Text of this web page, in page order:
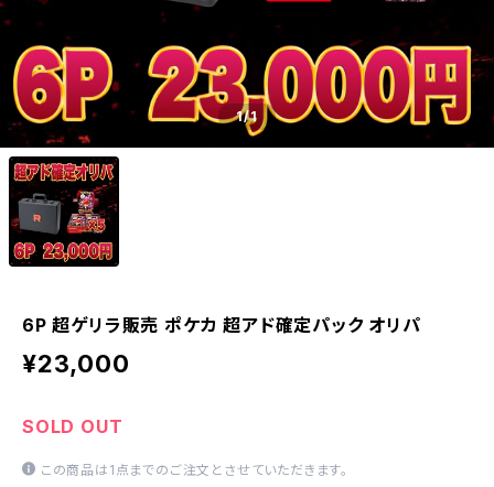
1/1
6P 超ゲリラ販売 ポケカ 超アド確定パック オリパ
¥23,000
SOLD OUT
この商品は1点までのご注文とさせていただきます。